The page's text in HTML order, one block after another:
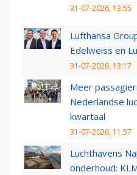
31-07-2026, 13:55
Lufthansa
Edelweiss en
31-07-2026, 13:17
Meer
Nederlandse
kwartaal
31-07-2026, 11:57
Luchthavens
onderhoud: